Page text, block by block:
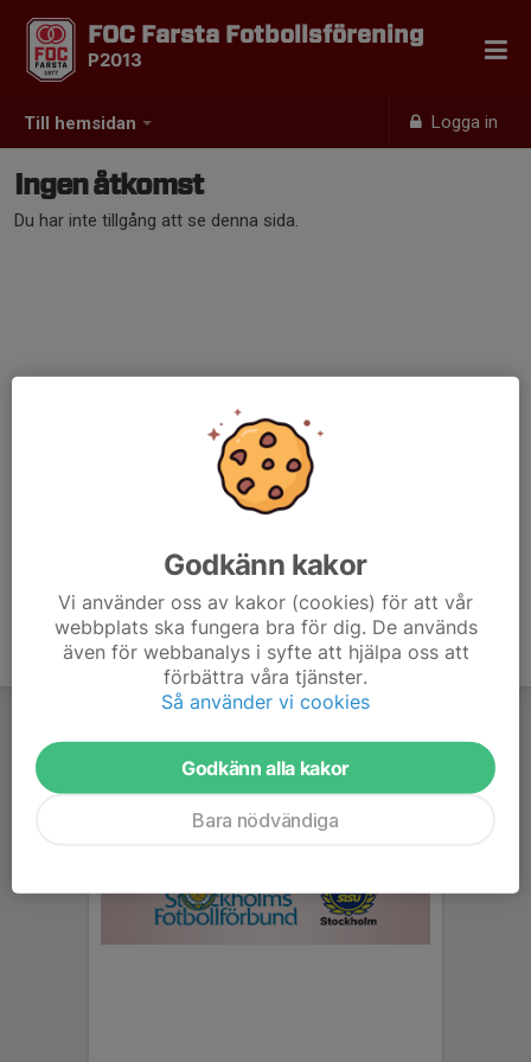
Till hemsidan Logga in
FOC Farsta Fotbollsförening
P2013
Ingen åtkomst
Du har inte tillgång att se denna sida.
Godkänn kakor
Vi använder oss av kakor (cookies) för att vår
webbplats ska fungera bra för dig. De används
även för webbanalys i syfte att hjälpa oss att
förbättra våra tjänster.
Så använder vi cookies
Godkänn alla kakor
Bara nödvändiga